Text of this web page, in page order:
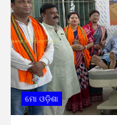
ମୋ ଓଡ଼ିଶା